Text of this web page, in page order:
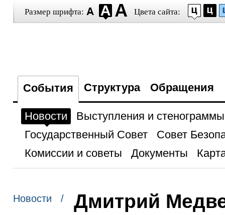
Размер шрифта: Цвета сайта:
События Структура Обращения
Новости
Выступления и стенограммы
Государственный Совет
Совет
Комиссии и советы
Документы
Новости /
Дмитрий